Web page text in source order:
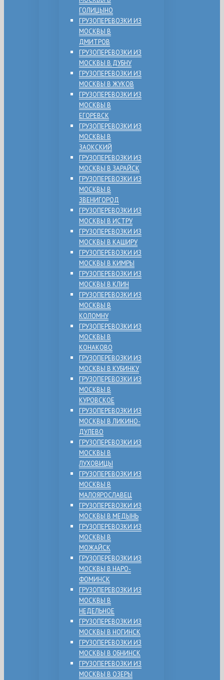
ГОЛИЦЫНО
ГРУЗОПЕРЕВОЗКИ ИЗ
МОСКВЫ В
ДМИТРОВ
ГРУЗОПЕРЕВОЗКИ ИЗ
МОСКВЫ В ДУБНУ
ГРУЗОПЕРЕВОЗКИ ИЗ
МОСКВЫ В ЖУКОВ
ГРУЗОПЕРЕВОЗКИ ИЗ
МОСКВЫ В
ЕГОРЕВСК
ГРУЗОПЕРЕВОЗКИ ИЗ
МОСКВЫ В
ЗАОКСКИЙ
ГРУЗОПЕРЕВОЗКИ ИЗ
МОСКВЫ В ЗАРАЙСК
ГРУЗОПЕРЕВОЗКИ ИЗ
МОСКВЫ В
ЗВЕНИГОРОД
ГРУЗОПЕРЕВОЗКИ ИЗ
МОСКВЫ В ИСТРУ
ГРУЗОПЕРЕВОЗКИ ИЗ
МОСКВЫ В КАШИРУ
ГРУЗОПЕРЕВОЗКИ ИЗ
МОСКВЫ В КИМРЫ
ГРУЗОПЕРЕВОЗКИ ИЗ
МОСКВЫ В КЛИН
ГРУЗОПЕРЕВОЗКИ ИЗ
МОСКВЫ В
КОЛОМНУ
ГРУЗОПЕРЕВОЗКИ ИЗ
МОСКВЫ В
КОНАКОВО
ГРУЗОПЕРЕВОЗКИ ИЗ
МОСКВЫ В КУБИНКУ
ГРУЗОПЕРЕВОЗКИ ИЗ
МОСКВЫ В
КУРОВСКОЕ
ГРУЗОПЕРЕВОЗКИ ИЗ
МОСКВЫ В ЛИКИНО-
ДУЛЕВО
ГРУЗОПЕРЕВОЗКИ ИЗ
МОСКВЫ В
ЛУХОВИЦЫ
ГРУЗОПЕРЕВОЗКИ ИЗ
МОСКВЫ В
МАЛОЯРОСЛАВЕЦ
ГРУЗОПЕРЕВОЗКИ ИЗ
МОСКВЫ В МЕДЫНЬ
ГРУЗОПЕРЕВОЗКИ ИЗ
МОСКВЫ В
МОЖАЙСК
ГРУЗОПЕРЕВОЗКИ ИЗ
МОСКВЫ В НАРО-
ФОМИНСК
ГРУЗОПЕРЕВОЗКИ ИЗ
МОСКВЫ В
НЕДЕЛЬНОЕ
ГРУЗОПЕРЕВОЗКИ ИЗ
МОСКВЫ В НОГИНСК
ГРУЗОПЕРЕВОЗКИ ИЗ
МОСКВЫ В ОБНИНСК
ГРУЗОПЕРЕВОЗКИ ИЗ
МОСКВЫ В ОЗЕРЫ